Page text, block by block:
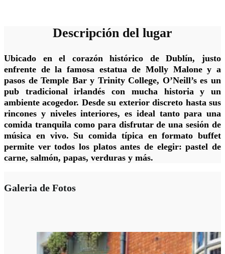
Descripción del lugar
Ubicado en el corazón histórico de Dublín, justo
enfrente de la famosa estatua de Molly Maloney a
pasos de Temple Bar y Trinity College, O’Neill’s es un
pub tradicional irlandés con mucha historia y un
ambiente acogedor. Desde su exterior discreto hasta sus
rincones y niveles interiores, es ideal tanto para una
comida tranquila como para disfrutar de una sesión de
música en vivo. Su comida típica en formato buffet
permite ver todos los platos antes de elegir: pastel de
carne, salmón, papas, verduras y más.
Galeria de Fotos